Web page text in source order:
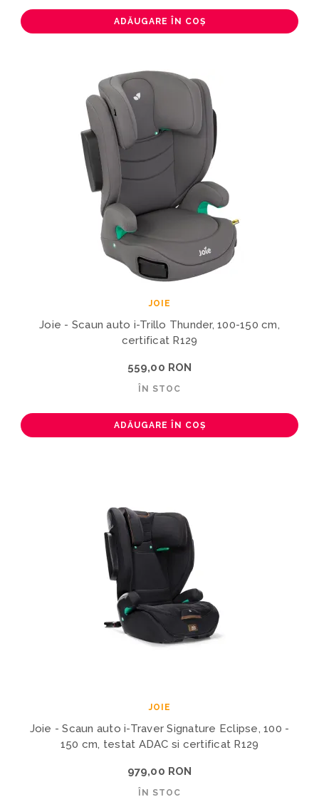
ADĂUGARE ÎN COȘ
JOIE
Joie - Scaun auto i-Trillo Thunder, 100-150 cm,
certificat R129
559,00 RON
ÎN STOC
ADĂUGARE ÎN COȘ
JOIE
Joie - Scaun auto i-Traver Signature Eclipse, 100 -
150 cm, testat ADAC si certificat R129
979,00 RON
ÎN STOC